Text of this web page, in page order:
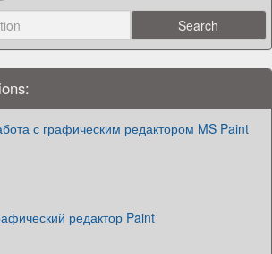
с графическим редактором MS Paint
редактор Paint